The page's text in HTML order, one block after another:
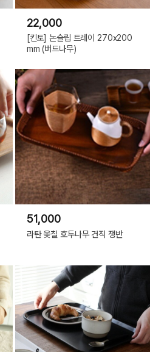
22,000
[킨토] 논슬립 트레이 270x200
mm (버드나무)
51,000
라탄 옻칠 호두나무 건직 쟁반